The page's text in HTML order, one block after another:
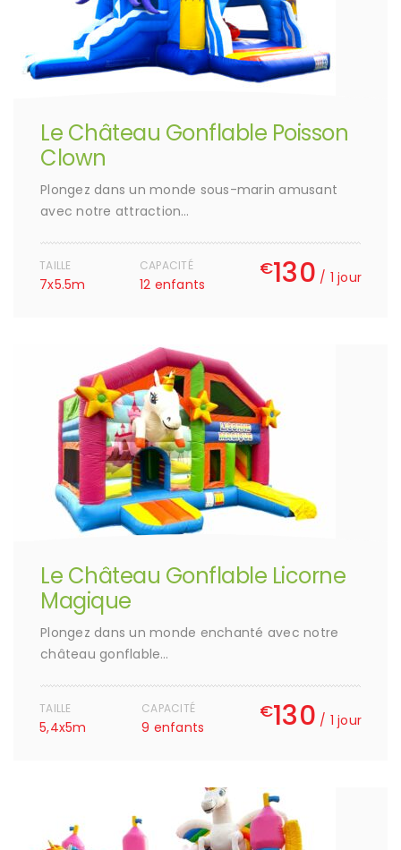
Le Château Gonflable Poisson
Clown
Plongez dans un monde sous-marin amusant
avec notre attraction…
TAILLE
7x5.5m
CAPACITÉ
12 enfants
€130 / 1 jour
Le Château Gonflable Licorne
Magique
Plongez dans un monde enchanté avec notre
château gonflable…
TAILLE
5,4x5m
CAPACITÉ
9 enfants
€130 / 1 jour